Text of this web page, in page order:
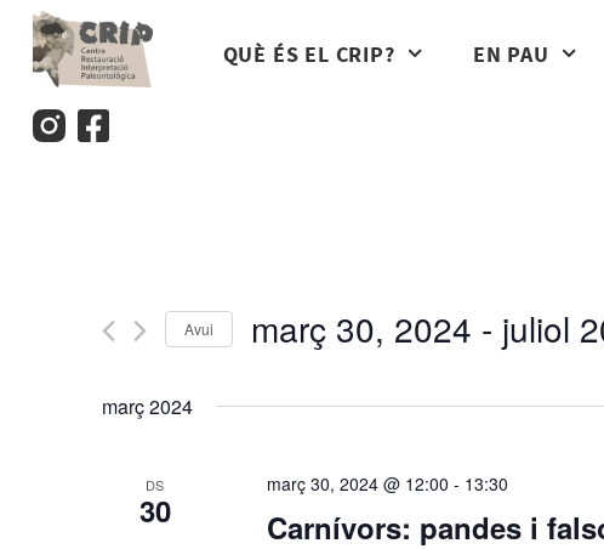
contingut
QUÈ ÉS EL CRIP? EN PAU
Avui març 30, 2024 - juliol
març 2024
DS
30
març 30, 2024 @ 12:00 - 13:30
Carnívors: pandes i